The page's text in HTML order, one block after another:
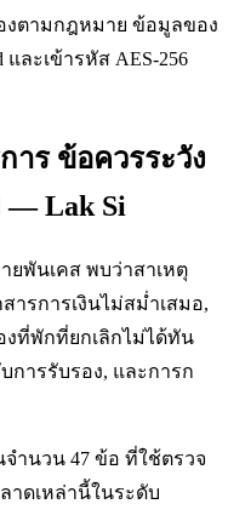
งตามกฎหมาย ข้อมูลของ
และเข้ารหัส AES-256
ร ข้อควรระวัง
— Lak Si
ยพันเคส พบว่าสาเหตุ
ารการเงินไม่สม่ำเสมอ,
งที่พักที่ยกเลิกไม่ได้ทัน
การรับรอง, และการก
นจำนวน 47 ข้อ ที่ใช้ตรวจ
าดเหล่านี้ในระดับ